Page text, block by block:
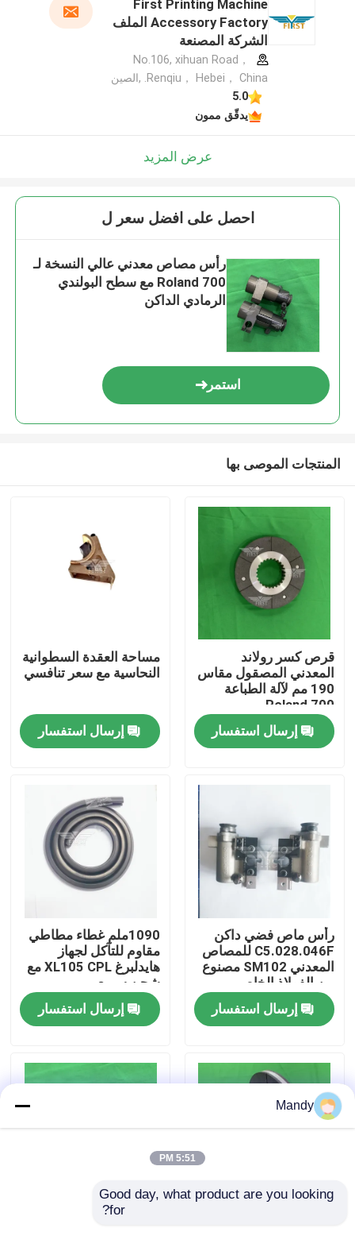
منتجات
معلومات عنا
جولة في المصنع
مراقبة الجودة
أخبار
مدونة
First Printing Machine
Accessory Factory الملف
الشركة المصنعة
No.106, xihuan Road，
Renqiu， Hebei， China. ,الصين
5.0
يدقّق ممون
عرض المزيد
احصل على افضل سعر ل
رأس مصاص معدني عالي النسخة لـ
Roland 700 مع سطح البولندي
الرمادي الداكن
استمر
المنتجات الموصى بها
قرص كسر رولاند
المعدني المصقول مقاس
190 مم لآلة الطباعة
Roland 700
إرسال استفسار
مساحة العقدة السطوانية
النحاسية مع سعر تنافسي
إرسال استفسار
رأس ماص فضي داكن
C5.028.046F للمصاص
المعدني SM102 مصنوع
من الفولاذ الخاص
إرسال استفسار
1090ملم غطاء مطاطي
مقاوم للتآكل لجهاز
هايدلبرغ XL105 CPL مع
شحن سريع
إرسال استفسار
رأس مصاص معدني عالي
Mandy
5:51 PM
Good day, what product are you looking
for?